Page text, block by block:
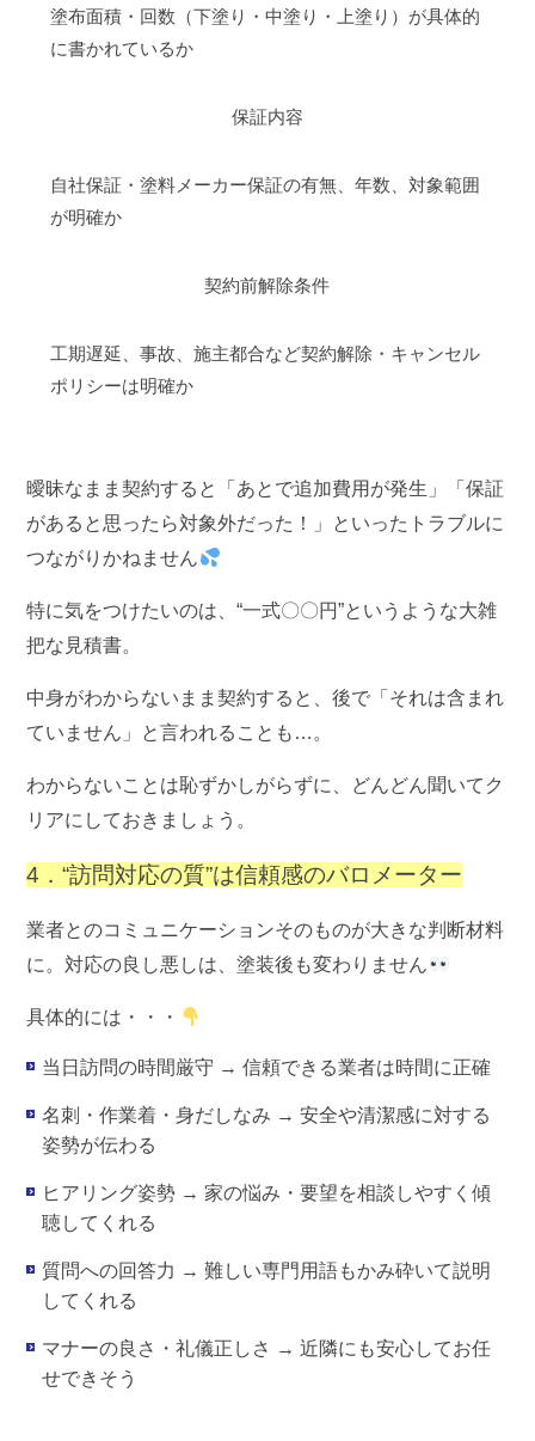
塗布面積・回数（下塗り・中塗り・上塗り）が具体的
に書かれているか
保証内容
自社保証・塗料メーカー保証の有無、年数、対象範囲
が明確か
契約前解除条件
工期遅延、事故、施主都合など契約解除・キャンセル
ポリシーは明確か
曖昧なまま契約すると「あとで追加費用が発生」「保証
があると思ったら対象外だった！」といったトラブルに
つながりかねません
特に気をつけたいのは、“一式〇〇円”というような大雑
把な見積書。
中身がわからないまま契約すると、後で「それは含まれ
ていません」と言われることも…。
わからないことは恥ずかしがらずに、どんどん聞いてク
リアにしておきましょう。
4．“訪問対応の質”は信頼感のバロメーター
業者とのコミュニケーションそのものが大きな判断材料
に。対応の良し悪しは、塗装後も変わりません
具体的には・・・
当日訪問の時間厳守 → 信頼できる業者は時間に正確
名刺・作業着・身だしなみ → 安全や清潔感に対する
姿勢が伝わる
ヒアリング姿勢 → 家の悩み・要望を相談しやすく傾
聴してくれる
質問への回答力 → 難しい専門用語もかみ砕いて説明
してくれる
マナーの良さ・礼儀正しさ → 近隣にも安心してお任
せできそう